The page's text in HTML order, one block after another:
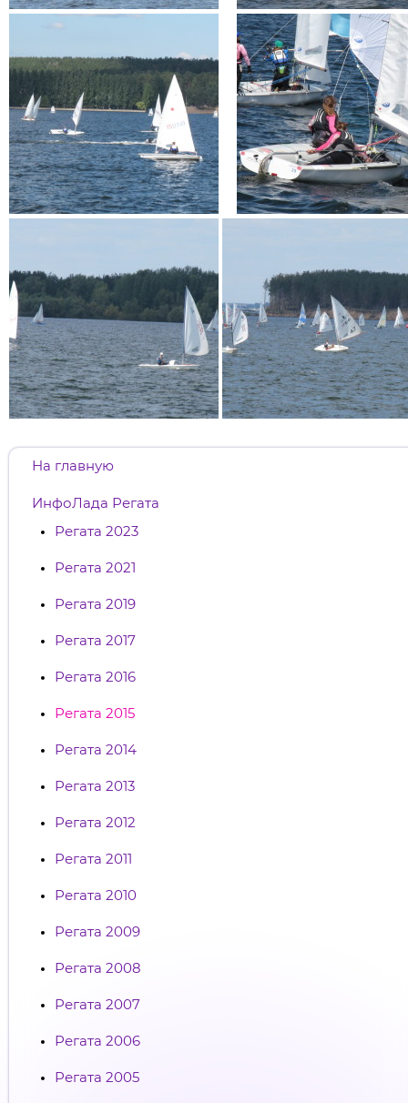
На главную
ИнфоЛада Регата
Регата 2023
Регата 2021
Регата 2019
Регата 2017
Регата 2016
Регата 2015
Регата 2014
Регата 2013
Регата 2012
Регата 2011
Регата 2010
Регата 2009
Регата 2008
Регата 2007
Регата 2006
Регата 2005